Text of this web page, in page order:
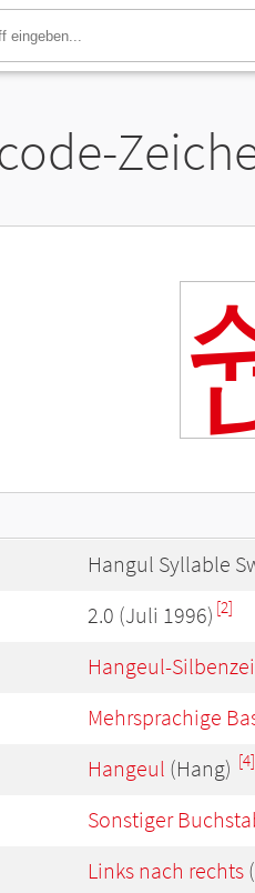
Hangul Syllable
2.0 (Juli 1996) [2]
Hangeul-
Mehrsprachige
Hangeul (Hang) [4]
Sonstiger
Links nach rechts